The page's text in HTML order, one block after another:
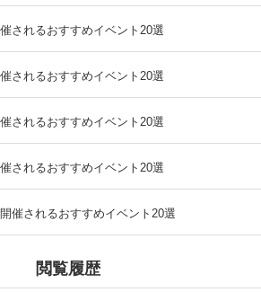
されるおすすめイベント20選
されるおすすめイベント20選
されるおすすめイベント20選
されるおすすめイベント20選
催されるおすすめイベント20選
閲覧履歴